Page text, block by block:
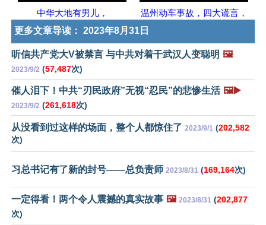
中华大地有男儿，
温州动车事故，四大谎言，
更多文章导读： 2023年8月31日
听信共产党大V被禁言 与中共对着干武汉人变聪明 🖼️
2023/9/2 (57,487次)
催人泪下！中共“刃民政府”无视“忍民”的悲惨生活 🖼️▶️
2023/9/2 (261,618次)
从没看到过这样的场面，整个人都惊住了 2023/9/1 (202,582
次)
习总书记有了新的封号——总负责师 2023/8/31 (169,164次)
一定得看！两个令人震撼的真实故事 🖼️ 2023/8/31 (202,877
次)